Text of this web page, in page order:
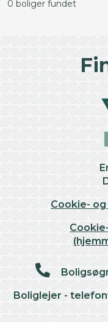
0 boliger fundet
Cookie-
Boliglejer -